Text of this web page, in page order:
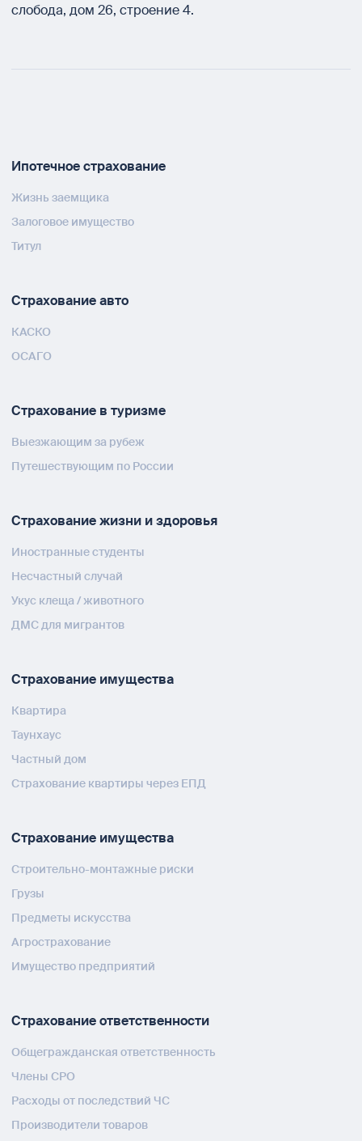
слобода, дом 26, строение 4.
Ипотечное страхование
Жизнь заемщика
Залоговое имущество
Титул
Страхование авто
КАСКО
ОСАГО
Страхование в туризме
Выезжающим за рубеж
Путешествующим по России
Страхование жизни и здоровья
Иностранные студенты
Несчастный случай
Укус клеща / животного
ДМС для мигрантов
Страхование имущества
Квартира
Таунхаус
Частный дом
Страхование квартиры через ЕПД
Страхование имущества
Строительно-монтажные риски
Грузы
Предметы искусства
Агрострахование
Имущество предприятий
Страхование ответственности
Общегражданская ответственность
Члены СРО
Расходы от последствий ЧС
Производители товаров